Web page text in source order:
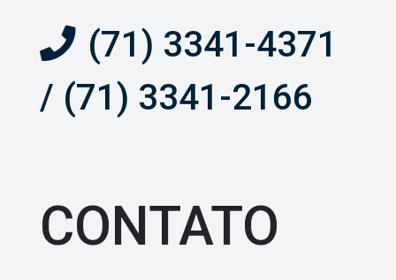
(71) 3341-4371
/ (71) 3341-2166
CONTATO